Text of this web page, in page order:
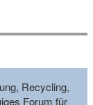
Recycling,
Forum für